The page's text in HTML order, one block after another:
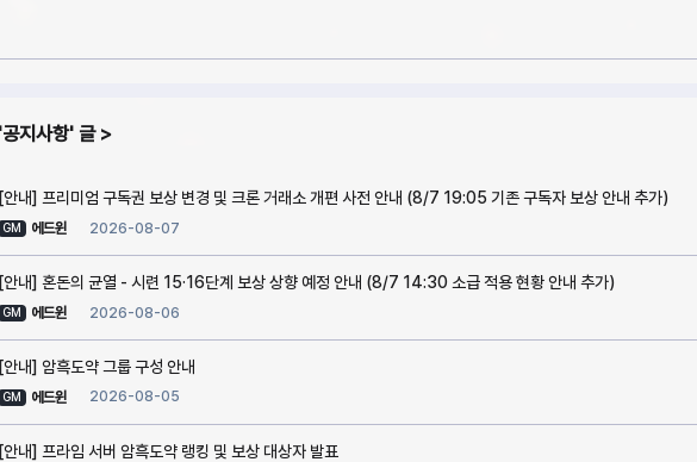
공지사항 글
[안내] 프리미엄 구독권 보상 변경 및 크론 거래소 개편 사전 안내 (8/7 19:05 기존 구독자 보상 안내 추가)
GM 에드윈 2026-08-07
[안내] 혼돈의 균열 - 시련 15·16단계 보상 상향 예정 안내 (8/7 14:30 소급 적용 현황 안내 추가)
GM 에드윈 2026-08-06
[안내] 암흑도약 그룹 구성 안내
GM 에드윈 2026-08-05
[안내] 프라임 서버 암흑도약 랭킹 및 보상 대상자 발표